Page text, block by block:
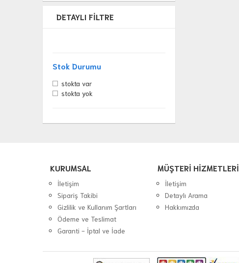
DETAYLI FILTRE
Stok Durumu
stokta var
stokta yok
KURUMSAL
İletişim
Sipariş Takibi
Gizlilik ve Kullanım Şartları
Ödeme ve Teslimat
Garanti - İptal ve İade
MÜŞTERİ HİZMETLERİ
İletişim
Detaylı Arama
Hakkımızda